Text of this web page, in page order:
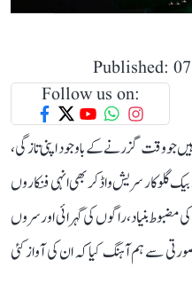
Published:
Follow us on:
ہیں جو وقت گزرنے کے باوجود اپنی تازگی،
گلوکار سریش واڈکر بھی انہی فنکاروں
مضبوط بنیاد، راگوں کی گہرائی اور سروں
سے ہم آہنگ کیا کہ ان کی آواز کئی